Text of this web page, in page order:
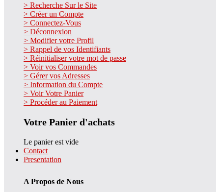
> Recherche Sur le Site
> Créer un Compte
> Connectez-Vous
> Déconnexion
> Modifier votre Profil
> Rappel de vos Identifiants
> Réinitialiser votre mot de passe
> Voir vos Commandes
> Gérer vos Adresses
> Information du Compte
> Voir Votre Panier
> Procéder au Paiement
Votre Panier d'achats
Le panier est vide
Contact
Presentation
A Propos de Nous